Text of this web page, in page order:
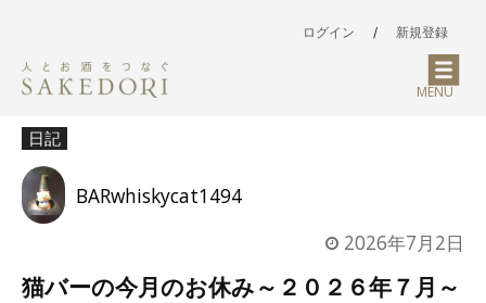
ログイン / 新規登録
MENU
日記
BARwhiskycat1494
2026年7月2日
猫バーの今月のお休み～２０２６年７月～